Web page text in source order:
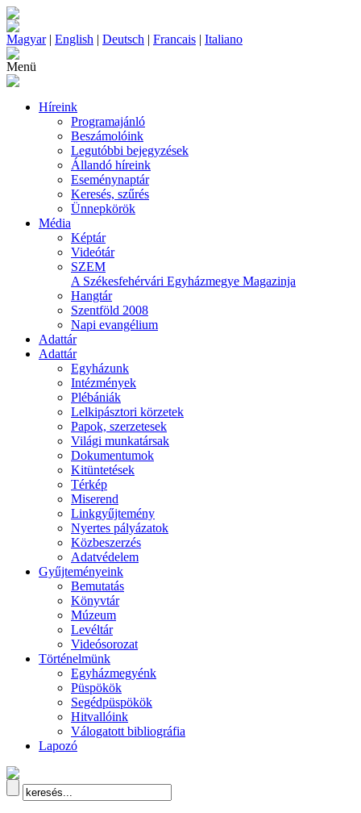
Magyar| English | Deutsch | Francais | Italiano
Menü
Híreink
Programajánló
Beszámolóink
Legutóbbi bejegyzések
Állandó híreink
Eseménynaptár
Keresés, szűrés
Ünnepkörök
Média
Képtár
Videótár
SZEM
A Székesfehérvári Egyházmegye Magazinja
Hangtár
Szentföld 2008
Napi evangélium
Adattár
Adattár
Egyházunk
Intézmények
Plébániák
Lelkipásztori körzetek
Papok, szerzetesek
Világi munkatársak
Dokumentumok
Kitüntetések
Térkép
Miserend
Linkgyűjtemény
Nyertes pályázatok
Közbeszerzés
Adatvédelem
Gyűjteményeink
Bemutatás
Könyvtár
Múzeum
Levéltár
Videósorozat
Történelmünk
Egyházmegyénk
Püspökök
Segédpüspökök
Hitvallóink
Válogatott bibliográfia
Lapozó